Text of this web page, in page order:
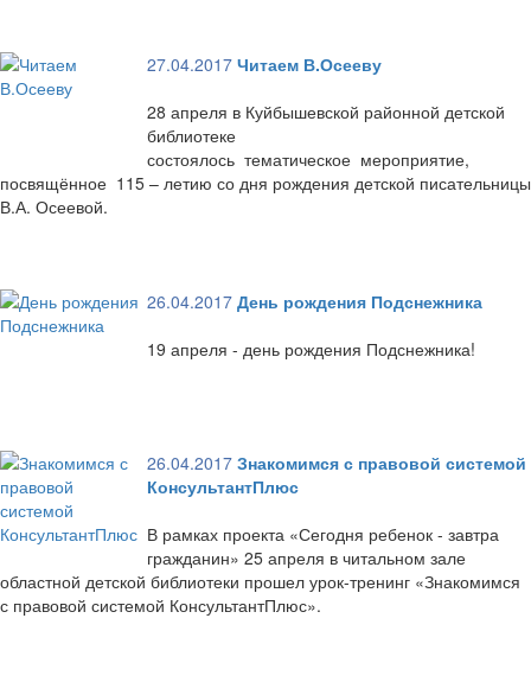
27.04.2017 Читаем В.Осееву
28 апреля в Куйбышевской районной детской
библиотеке
состоялось тематическое мероприятие,
посвящённое 115 – летию со дня рождения детской писательницы
В.А. Осеевой.
26.04.2017 День рождения Подснежника
19 апреля - день рождения Подснежника!
26.04.2017 Знакомимся с правовой системой
КонсультантПлюс
В рамках проекта «Сегодня ребенок - завтра
гражданин» 25 апреля в читальном зале
областной детской библиотеки прошел урок-тренинг «Знакомимся
с правовой системой КонсультантПлюс».